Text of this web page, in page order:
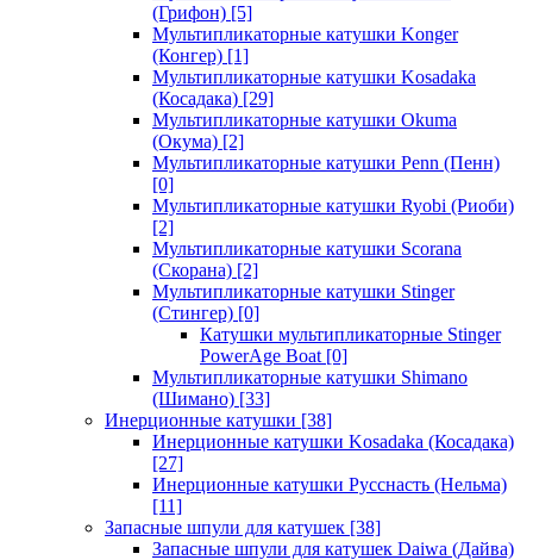
(Грифон) [5]
Мультипликаторные катушки Konger
(Конгер) [1]
Мультипликаторные катушки Kosadaka
(Косадака) [29]
Мультипликаторные катушки Okuma
(Окума) [2]
Мультипликаторные катушки Penn (Пенн)
[0]
Мультипликаторные катушки Ryobi (Риоби)
[2]
Мультипликаторные катушки Scorana
(Скорана) [2]
Мультипликаторные катушки Stinger
(Стингер) [0]
Катушки мультипликаторные Stinger
PowerAge Boat [0]
Мультипликаторные катушки Shimano
(Шимано) [33]
Инерционные катушки [38]
Инерционные катушки Kosadaka (Косадака)
[27]
Инерционные катушки Русснасть (Нельма)
[11]
Запасные шпули для катушек [38]
Запасные шпули для катушек Daiwa (Дайва)